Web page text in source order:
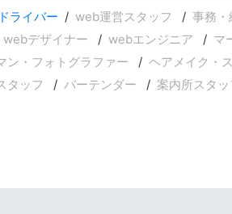
ライバー web運営スタッフ
事務・
webデザイナー webエンジニア
マ
ン・フォトグラファー
ヘアメイク・
タッフ バーテンダー 案内所スタッ